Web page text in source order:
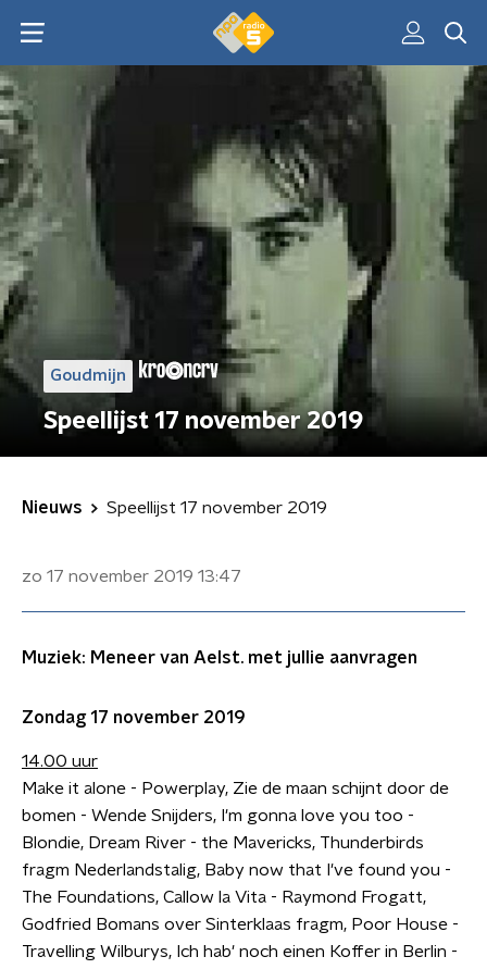
Goudmijn
Speellijst 17 november 2019
Nieuws Speellijst 17 november 2019
zo 17 november 2019 13:47
Muziek: Meneer van Aelst. met jullie aanvragen
Zondag 17 november 2019
14.00 uur
Make it alone - Powerplay, Zie de maan schijnt door de
bomen - Wende Snijders, I'm gonna love you too -
Blondie, Dream River - the Mavericks, Thunderbirds
fragm Nederlandstalig, Baby now that I've found you -
The Foundations, Callow la Vita - Raymond Frogatt,
Godfried Bomans over Sinterklaas fragm, Poor House -
Travelling Wilburys, Ich hab' noch einen Koffer in Berlin -